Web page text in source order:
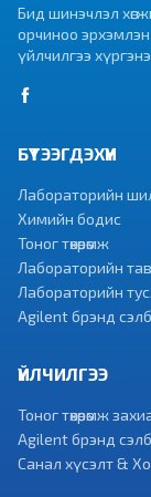
Бид шинэчлэл
орчиноо
үйлчилгээ
БҮТЭЭГДЭХҮҮН
Лабораторийн
Химийн бодис
Тоног төхөөрөмж
Лабораторийн
Лабораторийн
Agilent брэнд
ҮЙЛЧИЛГЭЭ
Тоног төхөөрөмж
Agilent брэнд
Санал хүсэлт &